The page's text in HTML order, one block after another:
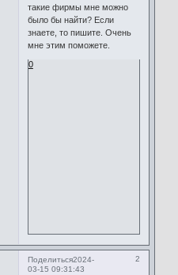
такие фирмы мне можно
было бы найти? Если
знаете, то пишите. Очень
мне этим поможете.
0
Поделиться 2
2024-
03-15 09:31:43